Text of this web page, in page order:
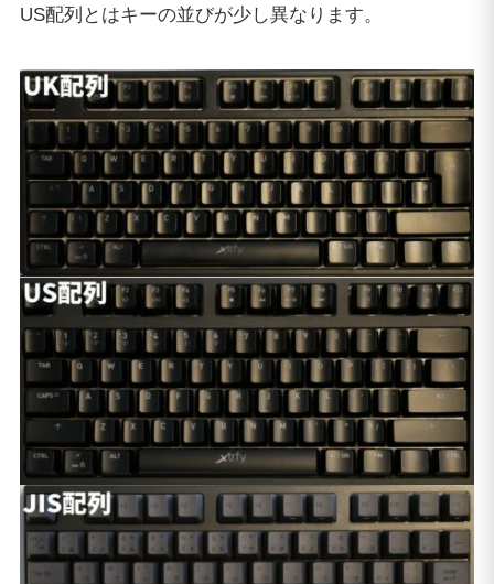
US配列とはキーの並びが少し異なります。